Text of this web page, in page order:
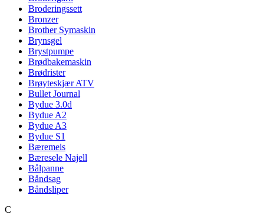
Broderingssett
Bronzer
Brother Symaskin
Brynsgel
Brystpumpe
Brødbakemaskin
Brødrister
Brøyteskjær ATV
Bullet Journal
Bydue 3.0d
Bydue A2
Bydue A3
Bydue S1
Bæremeis
Bæresele Najell
Bålpanne
Båndsag
Båndsliper
C